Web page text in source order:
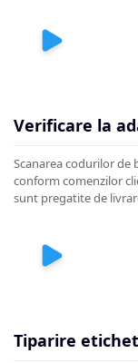
Verificare la
Scanarea codurilor de
conform comenzilor
sunt pregatite de
Tiparire